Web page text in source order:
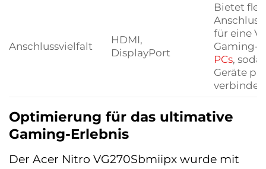
Anschlussvielfalt
HDMI,
DisplayPort
Bietet
für eine
Gaming-
PCs,
Geräte
Optimierung für das ultimative
Gaming-Erlebnis
Der Acer Nitro VG270Sbmiipx wurde mit